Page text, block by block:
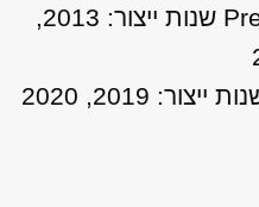
מאזדה 6 2.5 Premium Plus שנות ייצור: 2013,